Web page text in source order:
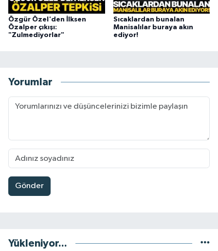
Özgür Özel'den İlksen
Özalper çıkışı:
"Zulmediyorlar"
Sıcaklardan bunalan
Manisalılar buraya akın
ediyor!
Yorumlar
Gönder
Yükleniyor...